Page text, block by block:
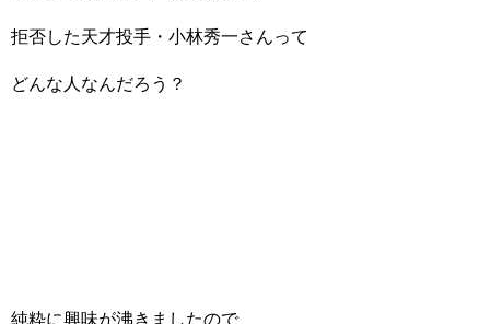
拒否した天才投手・小林秀一さんって
どんな人なんだろう？
純粋に興味が沸きましたので